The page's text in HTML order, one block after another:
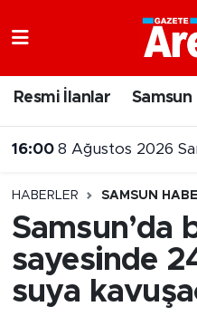
Resmi İlanlar Samsun
16:00 8 Ağustos 2026
15:55 Samsun’da uyuşturucu
HABERLER SAMSUN
Samsun’da
sayesinde
suya
Samsun Namaz
Süper Lig Puan
Tüm Manşetler